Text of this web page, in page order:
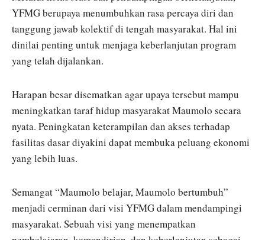
YFMG berupaya menumbuhkan rasa percaya diri dan
tanggung jawab kolektif di tengah masyarakat. Hal ini
dinilai penting untuk menjaga keberlanjutan program
yang telah dijalankan.
Harapan besar disematkan agar upaya tersebut mampu
meningkatkan taraf hidup masyarakat Maumolo secara
nyata. Peningkatan keterampilan dan akses terhadap
fasilitas dasar diyakini dapat membuka peluang ekonomi
yang lebih luas.
Semangat “Maumolo belajar, Maumolo bertumbuh”
menjadi cerminan dari visi YFMG dalam mendampingi
masyarakat. Sebuah visi yang menempatkan